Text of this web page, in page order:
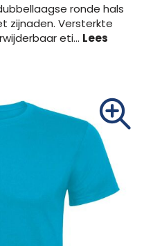
ronde hals
zijnaden. Versterkte
eti...